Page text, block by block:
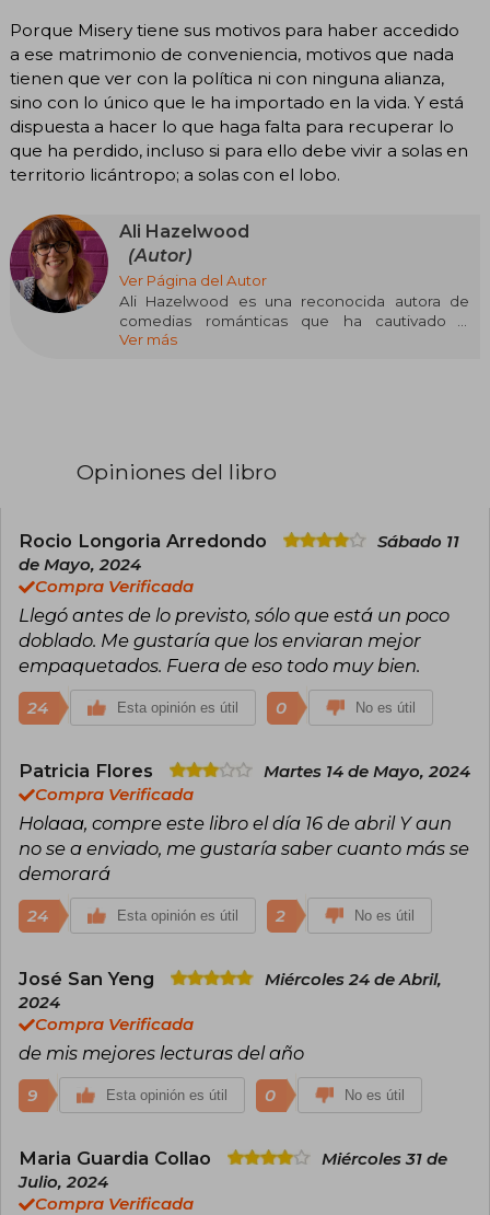
Porque Misery tiene sus motivos para haber accedido
a ese matrimonio de conveniencia, motivos que nada
tienen que ver con la política ni con ninguna alianza,
sino con lo único que le ha importado en la vida. Y está
dispuesta a hacer lo que haga falta para recuperar lo
que ha perdido, incluso si para ello debe vivir a solas en
territorio licántropo; a solas con el lobo.
Ali Hazelwood
(Autor)
Ver Página del Autor
Ali Hazelwood es una reconocida autora de
comedias románticas que ha cautivado a
lectores de todo el mundo con sus historias
suelen destacar como brillantes científicas en
Antes de convertirse en escritora a tiempo
completo, Hazelwood fue investigadora en
neurociencia, experiencia que le ha permitido
aportar autenticidad y profundidad a las tramas
de sus libros. Su debut literario, "La hipótesis del
amor", se convirtió rápidamente en un
fenómeno internacional, logrando estar en la
lista de los más vendidos del New York Times y
ganando elogios por su frescura, humor y
representación diversa.
Ver más
Opiniones del libro
Rocio Longoria Arredondo
Sábado 11
de Mayo, 2024
Compra Verificada
Llegó antes de lo previsto, sólo que está un poco
doblado. Me gustaría que los enviaran mejor
empaquetados. Fuera de eso todo muy bien.
24 Esta opinión es útil 0 No es útil
Patricia Flores
Martes 14 de Mayo, 2024
Compra Verificada
Holaaa, compre este libro el día 16 de abril Y aun
no se a enviado, me gustaría saber cuanto más se
demorará
24 Esta opinión es útil 2 No es útil
José San Yeng
Miércoles 24 de Abril,
2024
Compra Verificada
de mis mejores lecturas del año
9 Esta opinión es útil 0 No es útil
Maria Guardia Collao
Miércoles 31 de
Julio, 2024
Compra Verificada